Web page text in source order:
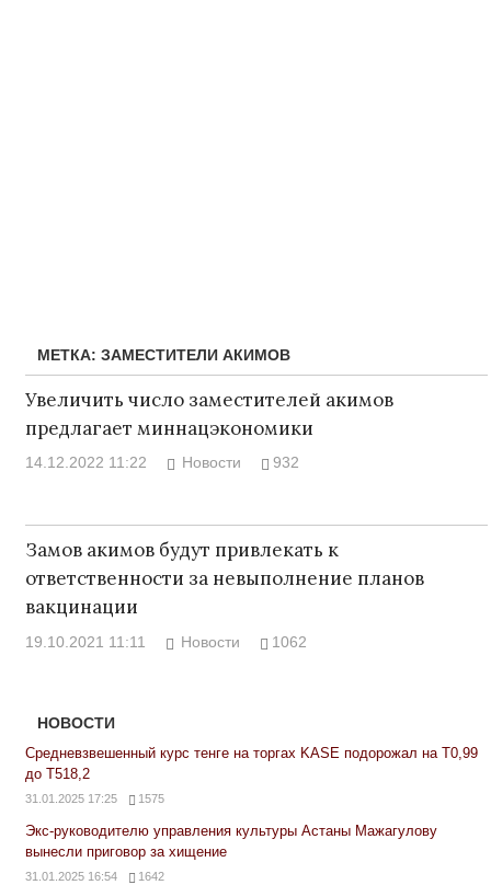
МЕТКА: ЗАМЕСТИТЕЛИ АКИМОВ
Увеличить число заместителей акимов
предлагает миннацэкономики
14.12.2022 11:22 Новости 932
Замов акимов будут привлекать к
ответственности за невыполнение планов
вакцинации
19.10.2021 11:11 Новости 1062
НОВОСТИ
Средневзвешенный курс тенге на торгах KASE подорожал на Т0,99
до Т518,2
31.01.2025 17:25 1575
Экс-руководителю управления культуры Астаны Мажагулову
вынесли приговор за хищение
31.01.2025 16:54 1642